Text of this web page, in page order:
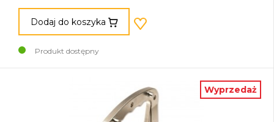
Dodaj do koszyka
Produkt dostępny
Wyprzedaż